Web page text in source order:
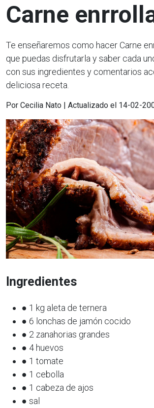
Carne
Te enseñaremos como hacer Carne
que puedas disfrutarla y saber cada
con sus ingredientes y comentarios
deliciosa receta.
Por Cecilia Nato | Actualizado el 14-02-
Ingredientes
● 1 kg aleta de ternera
● 6 lonchas de jamón cocido
● 2 zanahorias grandes
● 4 huevos
● 1 tomate
● 1 cebolla
● 1 cabeza de ajos
● sal